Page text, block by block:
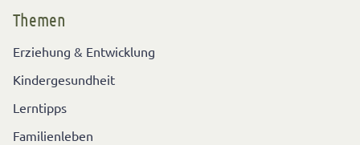
Themen
Erziehung & Entwicklung
Kindergesundheit
Lerntipps
Familienleben